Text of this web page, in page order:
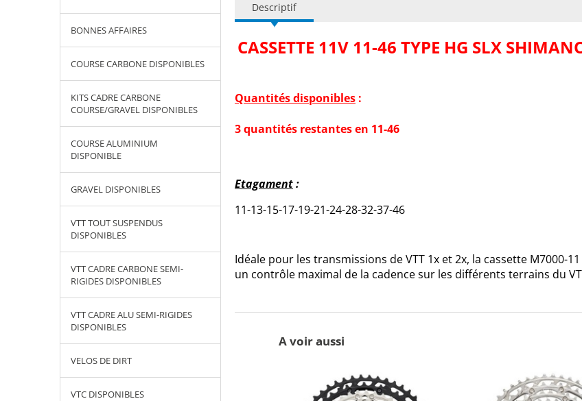
BONNES AFFAIRES
COURSE CARBONE DISPONIBLES
KITS CADRE CARBONE
COURSE/GRAVEL DISPONIBLES
COURSE ALUMINIUM
DISPONIBLE
GRAVEL DISPONIBLES
VTT TOUT SUSPENDUS
DISPONIBLES
VTT CADRE CARBONE SEMI-
RIGIDES DISPONIBLES
VTT CADRE ALU SEMI-RIGIDES
DISPONIBLES
VELOS DE DIRT
VTC DISPONIBLES
Descriptif
CASSETTE 11V 11-46 TYPE HG SLX
Quantités disponibles :
3 quantités restantes en 11-46
Etagament:
11-13-15-17-19-21-24-28-32-37-46
Idéale pour les transmissions de VTT 1x et 2x, la cassette M7000-
un contrôle maximal de la cadence sur les différents terrains du
A voir aussi